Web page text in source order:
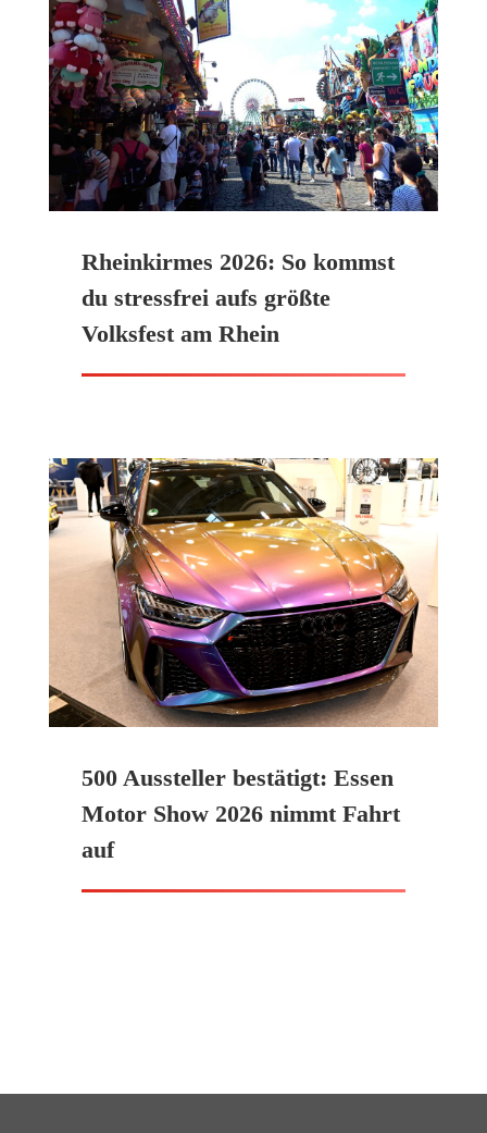
Rheinkirmes 2026: So kommst
du stressfrei aufs größte
Volksfest am Rhein
500 Aussteller bestätigt: Essen
Motor Show 2026 nimmt Fahrt
auf